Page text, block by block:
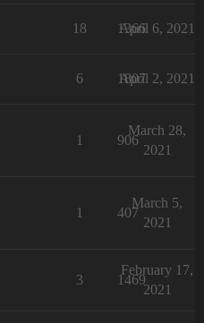
18 1366
April 6, 2021
6 1807
April 2, 2021
1 906
March 28,
2021
1 407
March 5,
2021
3 1469
February 17,
2021